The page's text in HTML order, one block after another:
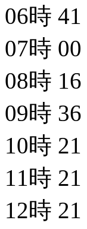
06時 41
07時 00
08時 16
09時 36
10時 21
11時 21
12時 21